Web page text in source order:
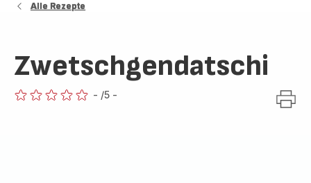
Alle Rezepte
Zwetschgendatschi
- /5 -